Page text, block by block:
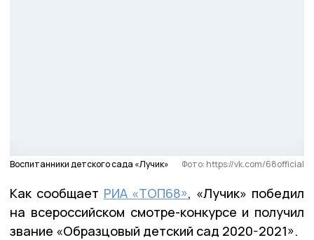
Воспитанники детского сада «Лучик» Фото: https://vk.com/68official
Как сообщает РИА «ТОП68», «Лучик» победил
на всероссийском смотре-конкурсе и получил
звание «Образцовый детский сад 2020-2021».